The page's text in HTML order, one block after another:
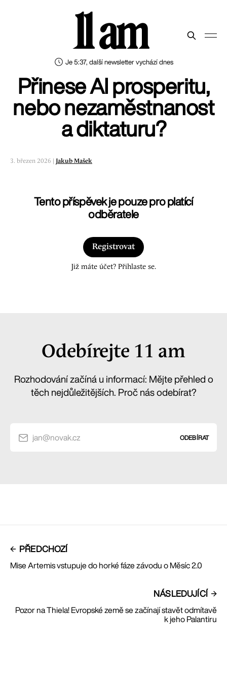
Je 5:37, další newsletter vychází dnes
11 am
Přinese AI prosperitu,
nebo nezaměstnanost
a diktaturu?
3. březen 2026 | Jakub Mašek
Tento příspěvek je pouze pro platící
odběratele
Registrovat
Již máte účet? Přihlaste se.
Odebírejte 11 am
Rozhodování začíná u informací: Mějte přehled o
těch nejdůležitějších. Proč nás odebírat?
jan@novak.cz ODEBÍRAT
PŘEDCHOZÍ
Mise Artemis vstupuje do horké fáze závodu o Měsíc 2.0
NÁSLEDUJÍCÍ
Pozor na Thiela! Evropské země se začínají stavět odmítavě
k jeho Palantiru